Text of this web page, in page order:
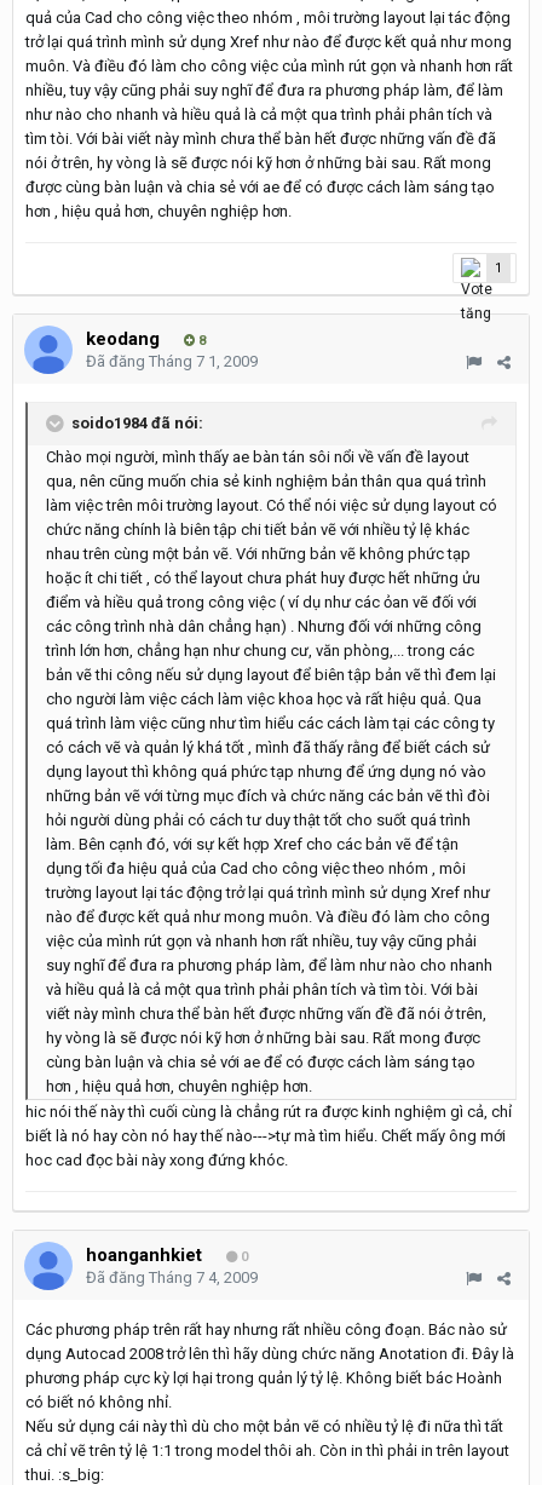
quả của Cad cho công việc theo nhóm , môi trường layout lại tác động
trở lại quá trình mình sử dụng Xref như nào để được kết quả như mong
muôn. Và điều đó làm cho công việc của mình rút gọn và nhanh hơn rất
nhiều, tuy vậy cũng phải suy nghĩ để đưa ra phương pháp làm, để làm
như nào cho nhanh và hiều quả là cả một qua trình phải phân tích và
tìm tòi. Với bài viết này mình chưa thể bàn hết được những vấn đề đã
nói ở trên, hy vòng là sẽ được nói kỹ hơn ở những bài sau. Rất mong
được cùng bàn luận và chia sẻ với ae để có được cách làm sáng tạo
hơn , hiệu quả hơn, chuyên nghiệp hơn.
1
keodang 8
Đã đăng Tháng 7 1, 2009
soido1984 đã nói:
Chào mọi người, mình thấy ae bàn tán sôi nổi về vấn đề layout
qua, nên cũng muốn chia sẻ kinh nghiệm bản thân qua quá trình
làm việc trên môi trường layout. Có thể nói việc sử dụng layout có
chức năng chính là biên tập chi tiết bản vẽ với nhiều tỷ lệ khác
nhau trên cùng một bản vẽ. Với những bản vẽ không phức tạp
hoặc ít chi tiết , có thể layout chưa phát huy được hết những ửu
điểm và hiều quả trong công việc ( ví dụ như các ỏan vẽ đối với
các công trình nhà dân chẳng hạn) . Nhưng đối với những công
trình lớn hơn, chẳng hạn như chung cư, văn phòng,... trong các
bản vẽ thi công nếu sử dụng layout để biên tập bản vẽ thì đem lại
cho người làm việc cách làm việc khoa học và rất hiệu quả. Qua
quá trình làm việc cũng như tìm hiểu các cách làm tại các công ty
có cách vẽ và quản lý khá tốt , mình đã thấy rằng để biết cách sử
dụng layout thì không quá phức tạp nhưng để ứng dụng nó vào
những bản vẽ với từng mục đích và chức năng các bản vẽ thì đòi
hỏi người dùng phải có cách tư duy thật tốt cho suốt quá trình
làm. Bên cạnh đó, với sự kết hợp Xref cho các bản vẽ để tận
dụng tối đa hiệu quả của Cad cho công việc theo nhóm , môi
trường layout lại tác động trở lại quá trình mình sử dụng Xref như
nào để được kết quả như mong muôn. Và điều đó làm cho công
việc của mình rút gọn và nhanh hơn rất nhiều, tuy vậy cũng phải
suy nghĩ để đưa ra phương pháp làm, để làm như nào cho nhanh
và hiều quả là cả một qua trình phải phân tích và tìm tòi. Với bài
viết này mình chưa thể bàn hết được những vấn đề đã nói ở trên,
hy vòng là sẽ được nói kỹ hơn ở những bài sau. Rất mong được
cùng bàn luận và chia sẻ với ae để có được cách làm sáng tạo
hơn , hiệu quả hơn, chuyên nghiệp hơn.
hic nói thế này thì cuối cùng là chẳng rút ra được kinh nghiệm gì cả, chỉ
biết là nó hay còn nó hay thế nào--->tự mà tìm hiểu. Chết mấy ông mới
hoc cad đọc bài này xong đứng khóc.
hoanganhkiet 0
Đã đăng Tháng 7 4, 2009
Các phương pháp trên rất hay nhưng rất nhiều công đoạn. Bác nào sử
dụng Autocad 2008 trở lên thì hãy dùng chức năng Anotation đi. Đây là
phương pháp cực kỳ lợi hại trong quản lý tỷ lệ. Không biết bác Hoành
có biết nó không nhỉ.
Nếu sử dụng cái này thì dù cho một bản vẽ có nhiều tỷ lệ đi nữa thì tất
cả chỉ vẽ trên tỷ lệ 1:1 trong model thôi ah. Còn in thì phải in trên layout
thui. :s_big: